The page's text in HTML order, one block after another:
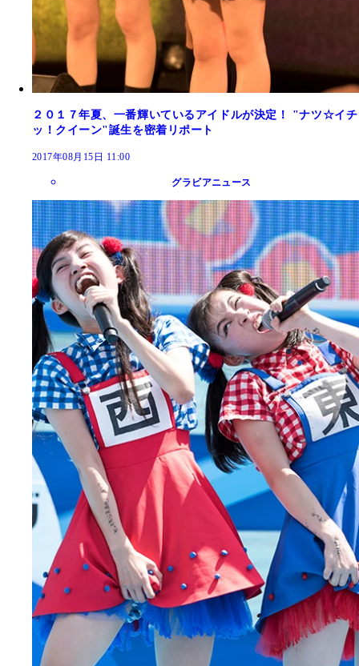
２０１７年夏、一番輝いているアイドルが決定！ "ナツ☆イチ
ッ！クイーン"誕生を密着リポート
2017年08月15日 11:00
グラビアニュース